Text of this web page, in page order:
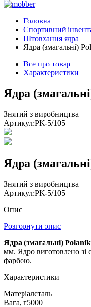
Головна
Спортивний
Штовхання ядра
Ядра (змагальні)
Все про товар
Характеристики
Ядра
Знятий з виробництва
Артикул:PK-5/105
Ядра
Знятий з виробництва
Артикул:PK-5/105
Опис
Розгорнути опис
Ядра (змагальні)
мм. Ядро виготовлено зі
фарбою.
Характеристики
Матеріалсталь
Вага, г5000